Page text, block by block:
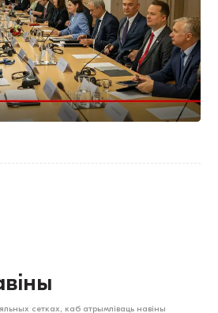
сетках, каб атрымліваць навіны